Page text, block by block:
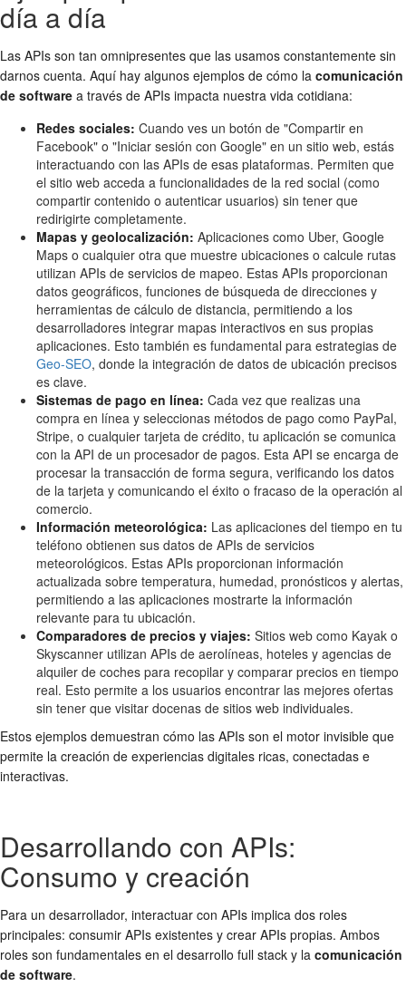
día a día
Las APIs son tan omnipresentes que las usamos constantemente sin
darnos cuenta. Aquí hay algunos ejemplos de cómo la comunicación
de software a través de APIs impacta nuestra vida cotidiana:
Redes sociales: Cuando ves un botón de "Compartir en
Facebook" o "Iniciar sesión con Google" en un sitio web, estás
interactuando con las APIs de esas plataformas. Permiten que
el sitio web acceda a funcionalidades de la red social (como
compartir contenido o autenticar usuarios) sin tener que
redirigirte completamente.
Mapas y geolocalización: Aplicaciones como Uber, Google
Maps o cualquier otra que muestre ubicaciones o calcule rutas
utilizan APIs de servicios de mapeo. Estas APIs proporcionan
datos geográficos, funciones de búsqueda de direcciones y
herramientas de cálculo de distancia, permitiendo a los
desarrolladores integrar mapas interactivos en sus propias
aplicaciones. Esto también es fundamental para estrategias de
Geo-SEO, donde la integración de datos de ubicación precisos
es clave.
Sistemas de pago en línea: Cada vez que realizas una
compra en línea y seleccionas métodos de pago como PayPal,
Stripe, o cualquier tarjeta de crédito, tu aplicación se comunica
con la API de un procesador de pagos. Esta API se encarga de
procesar la transacción de forma segura, verificando los datos
de la tarjeta y comunicando el éxito o fracaso de la operación al
comercio.
Información meteorológica: Las aplicaciones del tiempo en tu
teléfono obtienen sus datos de APIs de servicios
meteorológicos. Estas APIs proporcionan información
actualizada sobre temperatura, humedad, pronósticos y alertas,
permitiendo a las aplicaciones mostrarte la información
relevante para tu ubicación.
Comparadores de precios y viajes: Sitios web como Kayak o
Skyscanner utilizan APIs de aerolíneas, hoteles y agencias de
alquiler de coches para recopilar y comparar precios en tiempo
real. Esto permite a los usuarios encontrar las mejores ofertas
sin tener que visitar docenas de sitios web individuales.
Estos ejemplos demuestran cómo las APIs son el motor invisible que
permite la creación de experiencias digitales ricas, conectadas e
interactivas.
Desarrollando con APIs:
Consumo y creación
Para un desarrollador, interactuar con APIs implica dos roles
principales: consumir APIs existentes y crear APIs propias. Ambos
roles son fundamentales en el desarrollo full stack y la comunicación
de software.